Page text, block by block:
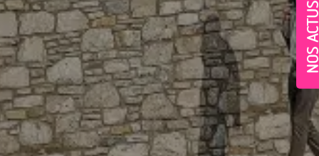
NOS
Village-Neuf - Appartements neufs résidence